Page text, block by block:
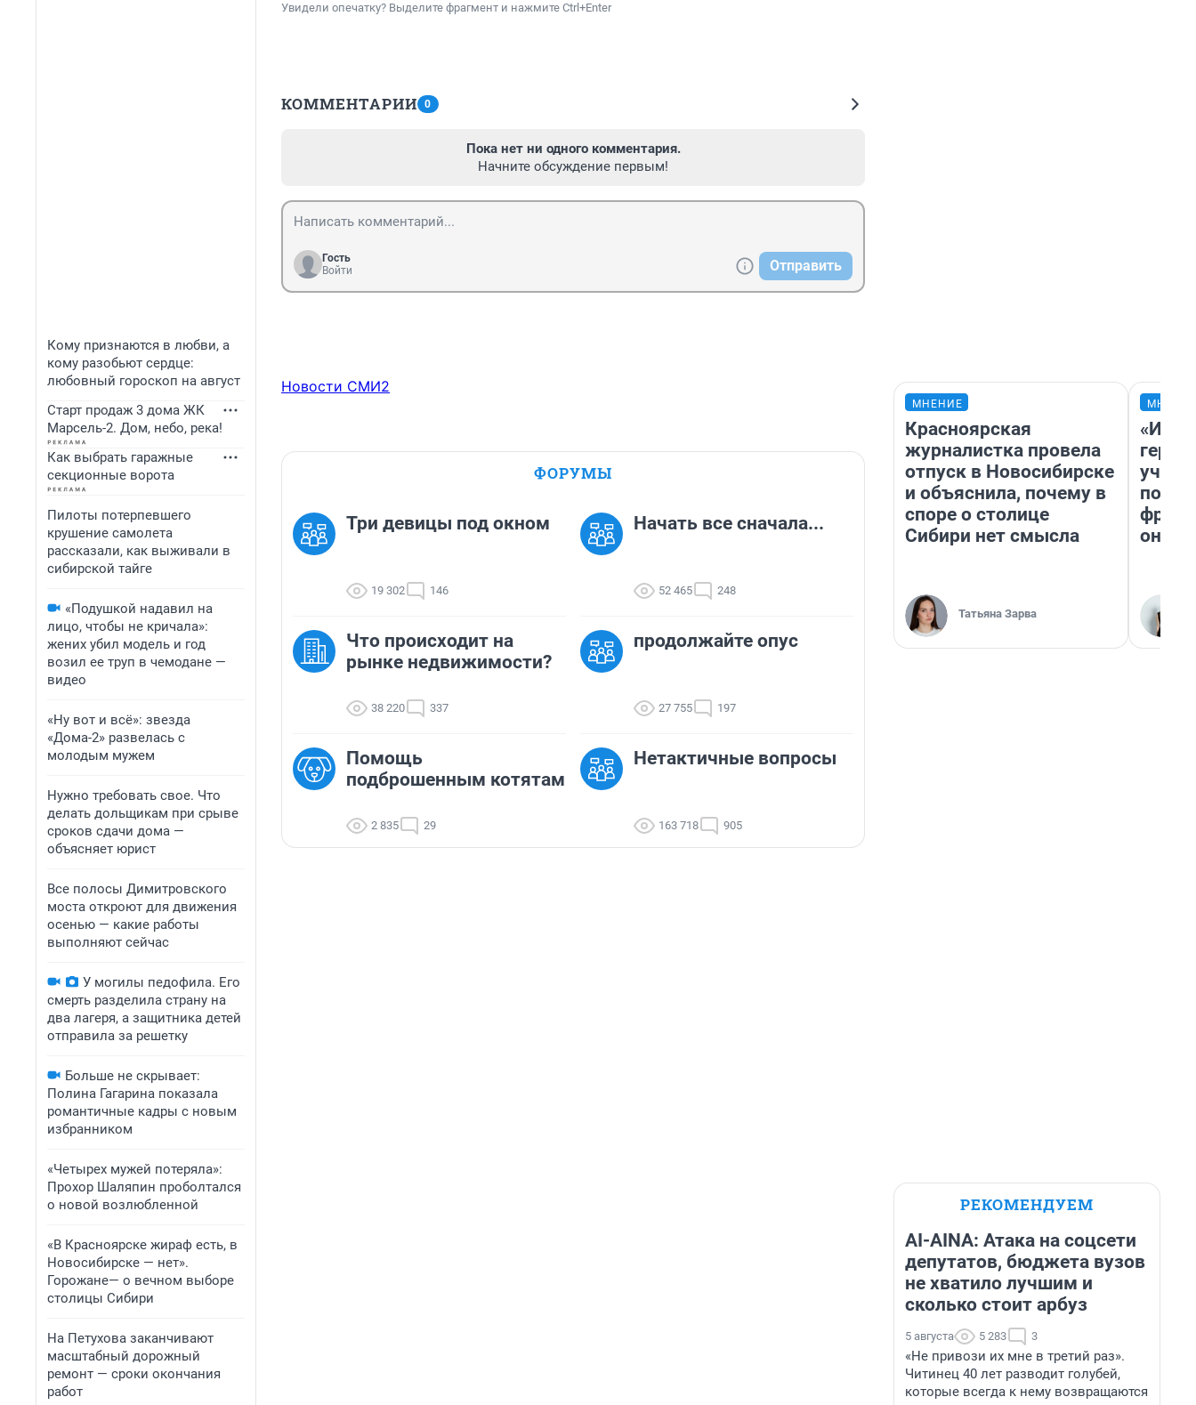
Кому признаются в любви, а
кому разобьют сердце:
любовный гороскоп на август
Старт продаж 3 дома ЖК
Марсель-2. Дом, небо, река!
Как выбрать гаражные
секционные ворота
Пилоты потерпевшего
крушение самолета
рассказали, как выживали в
сибирской тайге
«Подушкой надавил на
лицо, чтобы не кричала»:
жених убил модель и год
возил ее труп в чемодане —
видео
«Ну вот и всё»: звезда
«Дома-2» развелась с
молодым мужем
Нужно требовать свое. Что
делать дольщикам при срыве
сроков сдачи дома —
объясняет юрист
Все полосы Димитровского
моста откроют для движения
осенью — какие работы
выполняют сейчас
У могилы педофила. Его
смерть разделила страну на
два лагеря, а защитника детей
отправила за решетку
Больше не скрывает:
Полина Гагарина показала
романтичные кадры с новым
избранником
«Четырех мужей потеряла»:
Прохор Шаляпин проболтался
о новой возлюбленной
«В Красноярске жираф есть, в
Новосибирске — нет».
Горожане— о вечном выборе
столицы Сибири
На Петухова заканчивают
масштабный дорожный
ремонт — сроки окончания
работ
Увидели опечатку? Выделите фрагмент и нажмите Ctrl+Enter
КОММЕНТАРИИ 0
Пока нет ни одного комментария.
Начните обсуждение первым!
Гость
Войти
Отправить
Новости СМИ2
ФОРУМЫ
Три девицы под окном
19 302 146
Начать все сначала...
52 465 248
Что происходит на
рынке недвижимости?
38 220 337
продолжайте опус
27 755 197
Помощь
подброшенным котятам
2 835 29
Нетактичные вопросы
163 718 905
МНЕНИЕ
Красноярская
журналистка провела
отпуск в Новосибирске
и объяснила, почему в
споре о столице
Сибири нет смысла
Татьяна Зарва
учит
она
РЕКОМЕНДУЕМ
AI-AINA: Атака на соцсети
депутатов, бюджета вузов
не хватило лучшим и
сколько стоит арбуз
5 августа 5 283 3
«Не привози их мне в третий раз».
Читинец 40 лет разводит голубей,
которые всегда к нему возвращаются